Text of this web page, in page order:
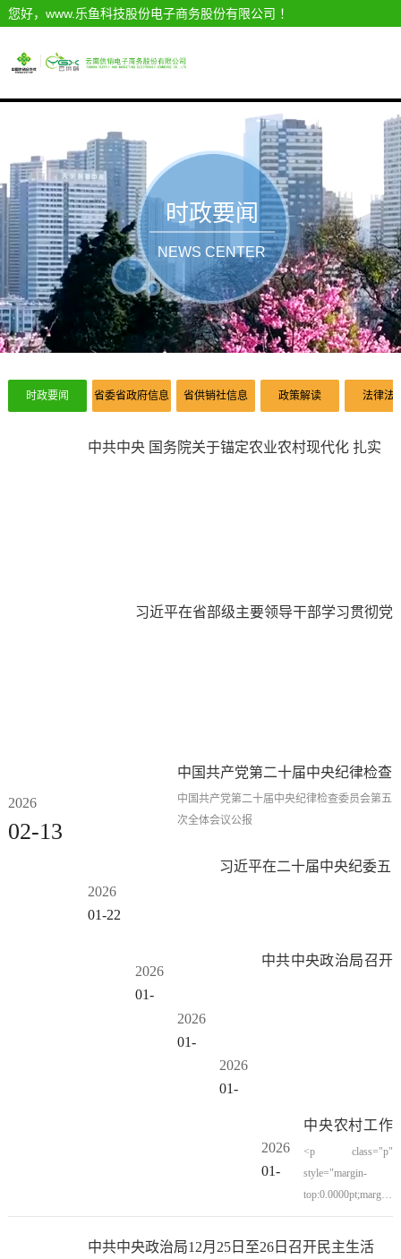
您好，www.乐鱼科技股份电子商务股份有限公司 ！
时政要闻
NEWS CENTER
时政要闻 省委省政府信息 省供销社信息 政策解读 法律法
2026
02-13
中共中央 国务院关于锚定农业农村现代化 扎实
2026
01-22
习近平在省部级主要领导干部学习贯彻党
2026
01-
中国共产党第二十届中央纪律检查
委员会第五次全体会议公报
中国共产党第二十届中央纪律检查委员会第五
次全体会议公报
2026
01-
习近平在二十届中央纪委五
2026
01-
中共中央政治局召开
2026
01-
中央农村工作
会议12月29日
至30日在京召
开 习近平对做
作出重要指示
<p class="p"
style="margin-
top:0.0000pt;margin-
right:12.0000pt...
中共中央政治局12月25日至26日召开民主生活